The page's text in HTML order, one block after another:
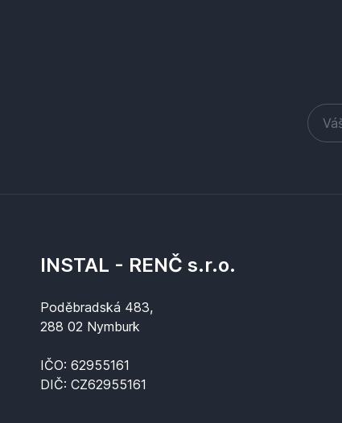
INSTAL - RENČ s.r.o.
Poděbradská 483,
288 02 Nymburk
IČO: 62955161
DIČ: CZ62955161